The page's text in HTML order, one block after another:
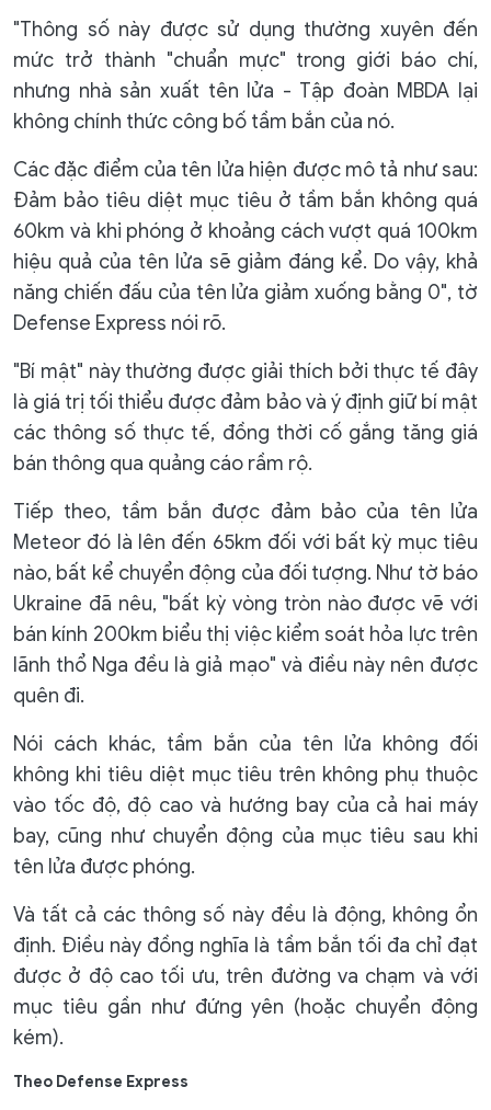
"Thông số này được sử dụng thường xuyên đến
mức trở thành "chuẩn mực" trong giới báo chí,
nhưng nhà sản xuất tên lửa - Tập đoàn MBDA lại
không chính thức công bố tầm bắn của nó.
Các đặc điểm của tên lửa hiện được mô tả như sau:
Đảm bảo tiêu diệt mục tiêu ở tầm bắn không quá
60km và khi phóng ở khoảng cách vượt quá 100km
hiệu quả của tên lửa sẽ giảm đáng kể. Do vậy, khả
năng chiến đấu của tên lửa giảm xuống bằng 0", tờ
Defense Express nói rõ.
"Bí mật" này thường được giải thích bởi thực tế đây
là giá trị tối thiểu được đảm bảo và ý định giữ bí mật
các thông số thực tế, đồng thời cố gắng tăng giá
bán thông qua quảng cáo rầm rộ.
Tiếp theo, tầm bắn được đảm bảo của tên lửa
Meteor đó là lên đến 65km đối với bất kỳ mục tiêu
nào, bất kể chuyển động của đối tượng. Như tờ báo
Ukraine đã nêu, "bất kỳ vòng tròn nào được vẽ với
bán kính 200km biểu thị việc kiểm soát hỏa lực trên
lãnh thổ Nga đều là giả mạo" và điều này nên được
quên đi.
Nói cách khác, tầm bắn của tên lửa không đối
không khi tiêu diệt mục tiêu trên không phụ thuộc
vào tốc độ, độ cao và hướng bay của cả hai máy
bay, cũng như chuyển động của mục tiêu sau khi
tên lửa được phóng.
Và tất cả các thông số này đều là động, không ổn
định. Điều này đồng nghĩa là tầm bắn tối đa chỉ đạt
được ở độ cao tối ưu, trên đường va chạm và với
mục tiêu gần như đứng yên (hoặc chuyển động
kém).
Theo Defense Express